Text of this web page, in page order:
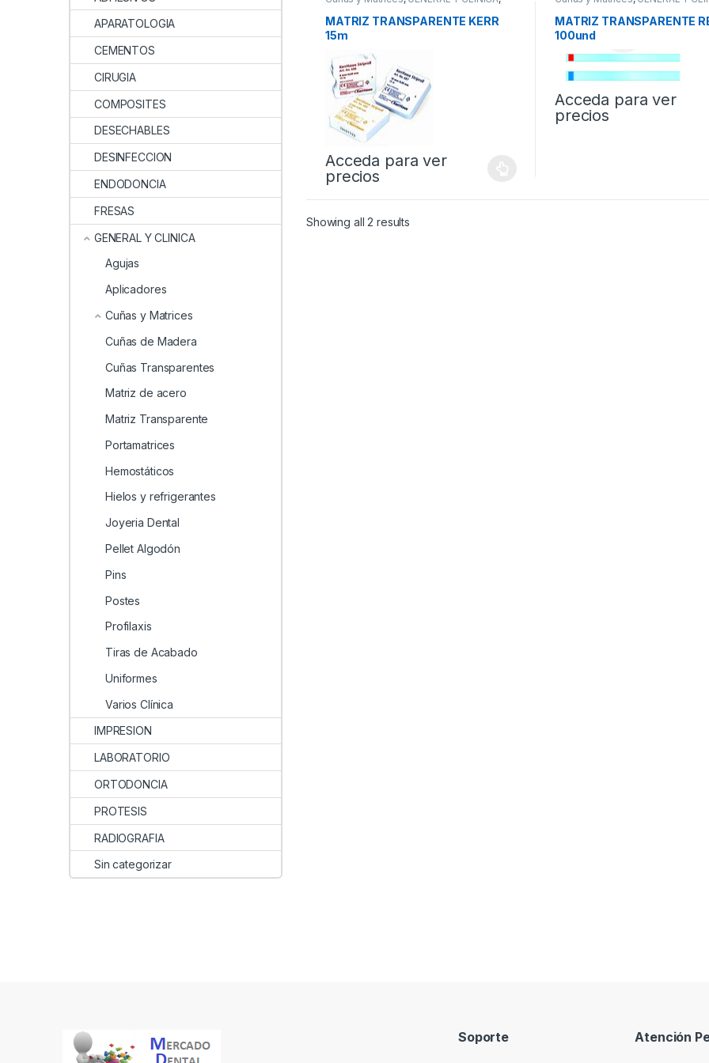
Matriz Transparente
MATRIZ TRANSPARENTE KERR
15m
Acceda para ver
precios
Matriz Transparente
MATRIZ TRANSPARENTE
100und
Acceda para ver
precios
Showing all 2 results
APARATOLOGIA
CEMENTOS
CIRUGIA
COMPOSITES
DESECHABLES
DESINFECCION
ENDODONCIA
FRESAS
GENERAL Y CLINICA
Agujas
Aplicadores
Cuñas y Matrices
Cuñas de Madera
Cuñas Transparentes
Matriz de acero
Matriz Transparente
Portamatrices
Hemostáticos
Hielos y refrigerantes
Joyeria Dental
Pellet Algodón
Pins
Postes
Profilaxis
Tiras de Acabado
Uniformes
Varios Clínica
IMPRESION
LABORATORIO
ORTODONCIA
PROTESIS
RADIOGRAFIA
Sin categorizar
Soporte Atención